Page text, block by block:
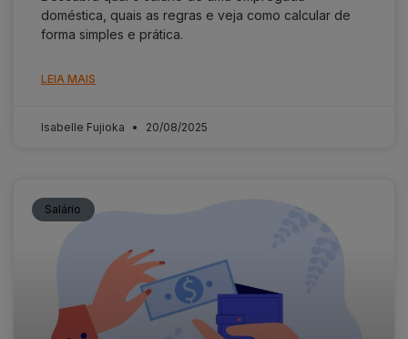
doméstica, quais as regras e veja como calcular de
forma simples e prática.
LEIA MAIS
Isabelle Fujioka 20/08/2025
Salário